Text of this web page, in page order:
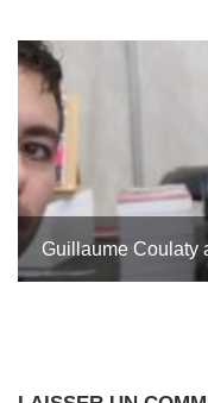
Guillaume Coulaty